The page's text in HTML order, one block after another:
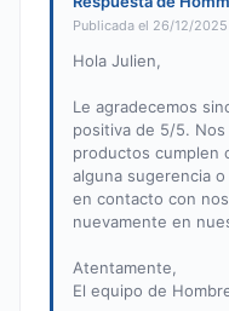
Publicada el 26/12/2025
Hola Julien,
Le agradecemos
positiva de 5/5.
productos cumplen
alguna sugerencia
en contacto con
nuevamente en
Atentamente,
El equipo de